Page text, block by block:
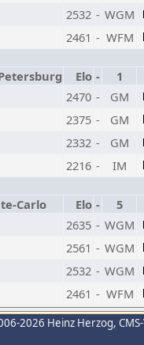
2532 - WGM
2461 - WFM
Elo - 1
2470 -
GM
2375 -
GM
2332 -
GM
2216 -
IM
Carlo Elo -
5
2635 - WGM
2561 - WGM
2532 - WGM
2461 - WFM
2026 Heinz Herzog,